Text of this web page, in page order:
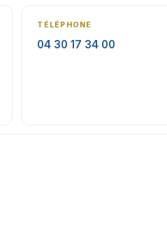
TÉLÉPHONE
04 30 17 34 00